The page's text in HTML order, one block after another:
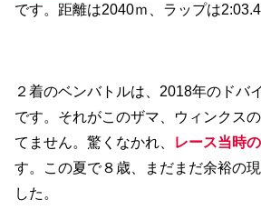
です。距離は2040ｍ、ラップは
２着のベンバトルは、2018年のドバ
です。それがこのザマ、ウィンクス
てません。驚くなかれ、
レース当時
す。この夏で８歳、まだまだ余裕の
した。